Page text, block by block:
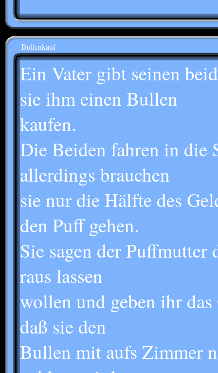
Bullenkauf
Ein Vater gibt seinen
sie ihm einen Bullen
kaufen.
Die Beiden fahren in die
allerdings brauchen
sie nur die Hälfte des
den Puff gehen.
Sie sagen der
raus lassen
wollen und geben ihr
daß sie den
Bullen mit aufs Zimmer